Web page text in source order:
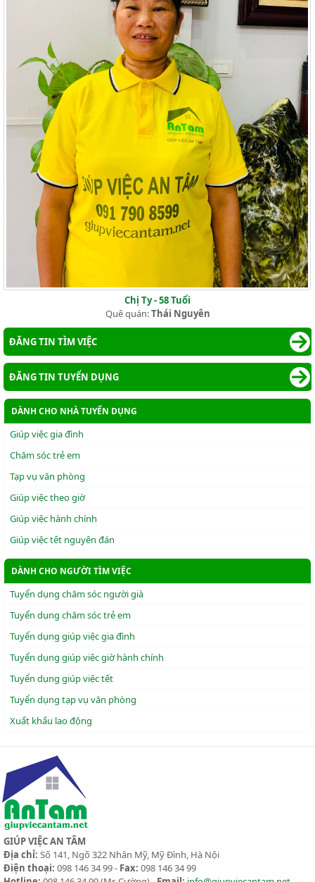
Chị Ty - 58 Tuổi
Quê quán:Thái Nguyên
ĐĂNG TIN TÌM VIỆC
ĐĂNG TIN TUYỂN DỤNG
DÀNH CHO NHÀ TUYỂN DỤNG
Giúp việc gia đình
Chăm sóc trẻ em
Tạp vụ văn phòng
Giúp việc theo giờ
Giúp việc hành chính
Giúp việc tết nguyên đán
DÀNH CHO NGƯỜI TÌM VIỆC
Tuyển dụng chăm sóc người già
Tuyển dụng chăm sóc trẻ em
Tuyển dụng giúp việc gia đình
Tuyển dụng giúp việc giờ hành chính
Tuyển dụng giúp việc tết
Tuyển dụng tạp vụ văn phòng
Xuẩt khẩu lao động
GIÚP VIỆC AN TÂM
Địa chỉ: Số 141, Ngõ 322 Nhân Mỹ, Mỹ Đình, Hà Nội
Điện thoại: 098 146 34 99 - Fax: 098 146 34 99